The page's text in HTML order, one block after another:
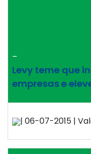
–
Levy teme que
empresas e
| 06-07-2015 |